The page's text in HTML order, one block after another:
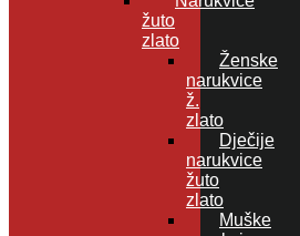
žuto
zlato
Ženske
narukvice
ž.
zlato
Dječije
narukvice
žuto
zlato
Muške